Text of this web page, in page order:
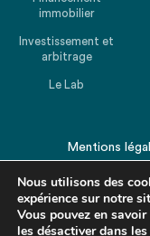
immobilier
Investissement et
arbitrage
Le Lab
Mentions
Nous utilisons des
expérience sur notre
Vous pouvez en
les désactiver dans les